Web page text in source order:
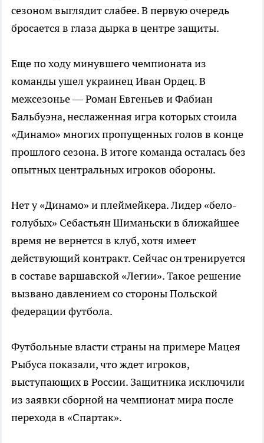
сезоном выглядит слабее. В первую очередь
бросается в глаза дырка в центре защиты.
Еще по ходу минувшего чемпионата из
команды ушел украинец Иван Ордец. В
межсезонье — Роман Евгеньев и Фабиан
Бальбуэна, неслаженная игра которых стоила
«Динамо» многих пропущенных голов в конце
прошлого сезона. В итоге команда осталась без
опытных центральных игроков обороны.
Нет у «Динамо» и плеймейкера. Лидер «бело-
голубых» Себастьян Шиманьски в ближайшее
время не вернется в клуб, хотя имеет
действующий контракт. Сейчас он тренируется
в составе варшавской «Легии». Такое решение
вызвано давлением со стороны Польской
федерации футбола.
Футбольные власти страны на примере Мацея
Рыбуса показали, что ждет игроков,
выступающих в России. Защитника исключили
из заявки сборной на чемпионат мира после
перехода в «Спартак».